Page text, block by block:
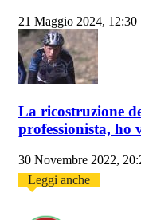
21 Maggio 2024, 12:30
La ricostruzione
professionista, ho
30 Novembre 2022,
Leggi anche